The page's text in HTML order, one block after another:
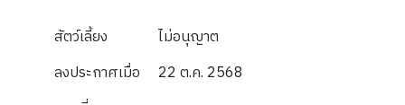
สัตว์เลี้ยง
ไม่อนุญาต
ลงประกาศเมื่อ
22 ต.ค. 2568